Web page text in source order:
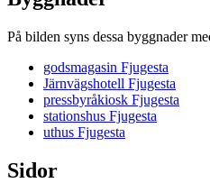
På bilden syns dessa byggnader
godsmagasin Fjugesta
Järnvägshotell Fjugesta
pressbyråkiosk Fjugesta
stationshus Fjugesta
uthus Fjugesta
Sidor